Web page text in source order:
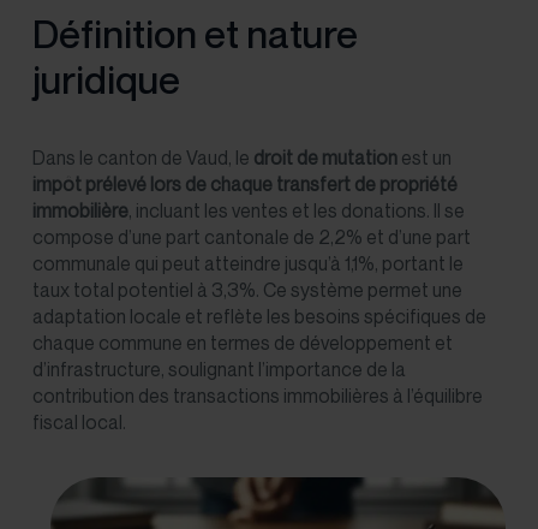
Définition et nature
juridique
Dans le canton de Vaud, le droit de mutation est un
impôt prélevé lors de chaque transfert de propriété
immobilière, incluant les ventes et les donations. Il se
compose d’une part cantonale de 2,2% et d’une part
communale qui peut atteindre jusqu’à 1,1%, portant le
taux total potentiel à 3,3%. Ce système permet une
adaptation locale et reflète les besoins spécifiques de
chaque commune en termes de développement et
d’infrastructure, soulignant l’importance de la
contribution des transactions immobilières à l’équilibre
fiscal local.